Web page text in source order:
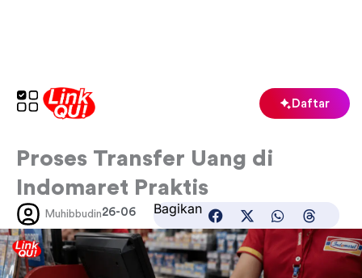
Daftar
Proses Transfer Uang di
Indomaret Praktis
Muhibbudin26-06 Bagikan